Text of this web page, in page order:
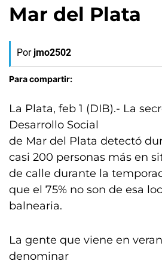
Mar del Plata
Por jmo2502
Para compartir:
La Plata, feb 1 (DIB).- La
Desarrollo Social
de Mar del Plata detectó
casi 200 personas más en
de calle durante la
que el 75% no son de esa
balnearia.
La gente que viene en
denominar